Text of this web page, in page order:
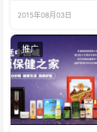
2015年08月03日
推广